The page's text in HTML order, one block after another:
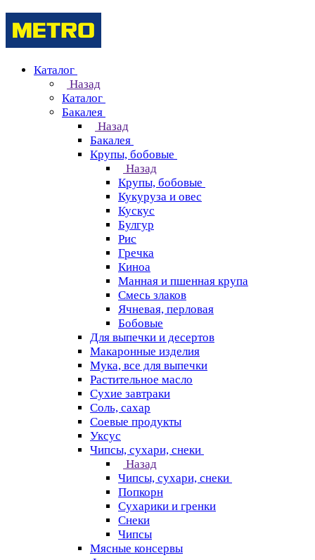
Каталог
Назад
Каталог
Бакалея
Назад
Бакалея
Крупы, бобовые
Назад
Крупы, бобовые
Кукуруза и овес
Кускус
Булгур
Рис
Гречка
Киноа
Манная и пшенная крупа
Смесь злаков
Ячневая, перловая
Бобовые
Для выпечки и десертов
Макаронные изделия
Мука, все для выпечки
Растительное масло
Сухие завтраки
Соль, сахар
Соевые продукты
Уксус
Чипсы, сухари, снеки
Назад
Чипсы, сухари, снеки
Попкорн
Сухарики и гренки
Снеки
Чипсы
Мясные консервы